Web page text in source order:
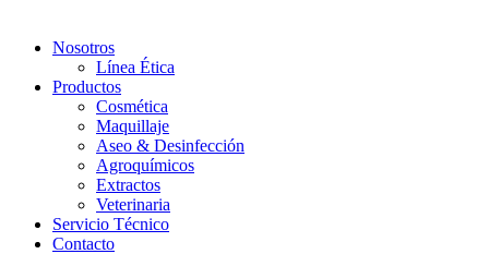
Nosotros
Línea Ética
Productos
Cosmética
Maquillaje
Aseo & Desinfección
Agroquímicos
Extractos
Veterinaria
Servicio Técnico
Contacto